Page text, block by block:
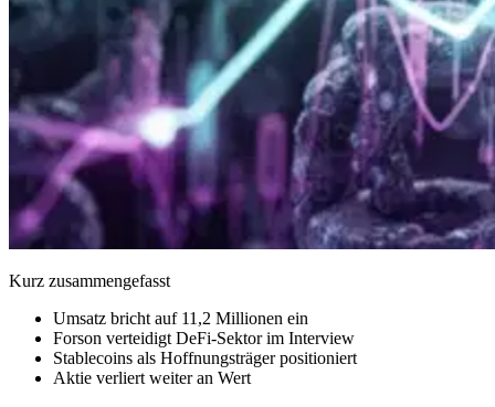
Kurz zusammengefasst
Umsatz bricht auf 11,2 Millionen ein
Forson verteidigt DeFi-Sektor im Interview
Stablecoins als Hoffnungsträger positioniert
Aktie verliert weiter an Wert